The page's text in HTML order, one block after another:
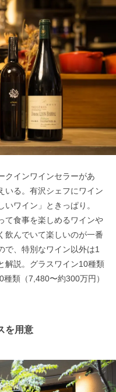
クインワインセラーがあ
いる。有沢シェフにワイン
ワイン」ときっぱり。
て食事を楽しめるワインや
飲んでいて楽しいのが一番
で、特別なワイン以外は1
解説。グラスワイン10種類
類（7,480〜約300万円）
を用意